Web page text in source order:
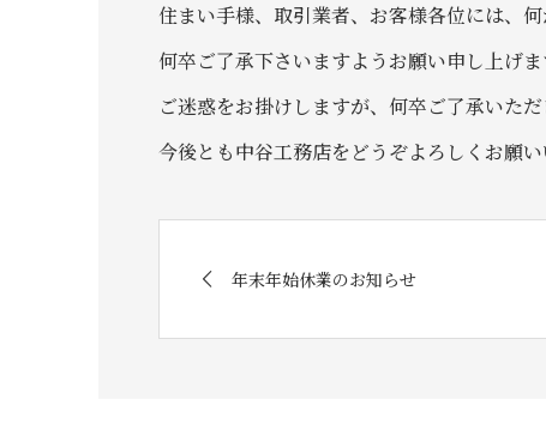
住まい手様、取引業者、お客様各位には、
何卒ご了承下さいますようお願い申し上げま
ご迷惑をお掛けしますが、何卒ご了承いた
今後とも中谷工務店をどうぞよろしくお願い
年末年始休業のお知らせ